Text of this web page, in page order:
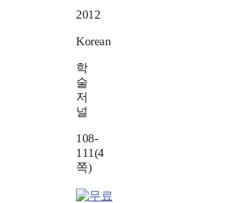
2012
Korean
학
술
저
널
108-
111(4
쪽)